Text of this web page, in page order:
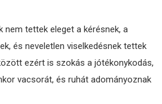
nem tettek eleget a kérésnek, a
és neveletlen viselkedésnek tettek
ezért is szokás a jótékonykodás,
vacsorát, és ruhát adományoznak